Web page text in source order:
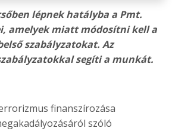
lépnek hatályba a Pmt.
amelyek miatt módosítni kell a
szabályzatokat. Az
segíti a munkát.
finanszírozása
szóló